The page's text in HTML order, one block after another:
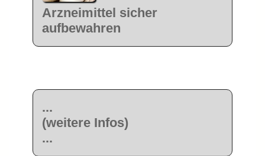
Arzneimittel sicher
aufbewahren
...
(weitere Infos)
...